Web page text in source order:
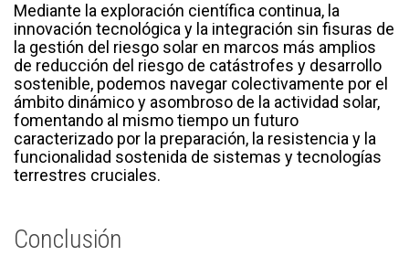
Mediante la exploración científica continua, la
innovación tecnológica y la integración sin fisuras de
la gestión del riesgo solar en marcos más amplios
de reducción del riesgo de catástrofes y desarrollo
sostenible, podemos navegar colectivamente por el
ámbito dinámico y asombroso de la actividad solar,
fomentando al mismo tiempo un futuro
caracterizado por la preparación, la resistencia y la
funcionalidad sostenida de sistemas y tecnologías
terrestres cruciales.
Conclusión